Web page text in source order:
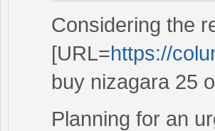
Considering the
[URL=https://
buy nizagara 25
Planning for an